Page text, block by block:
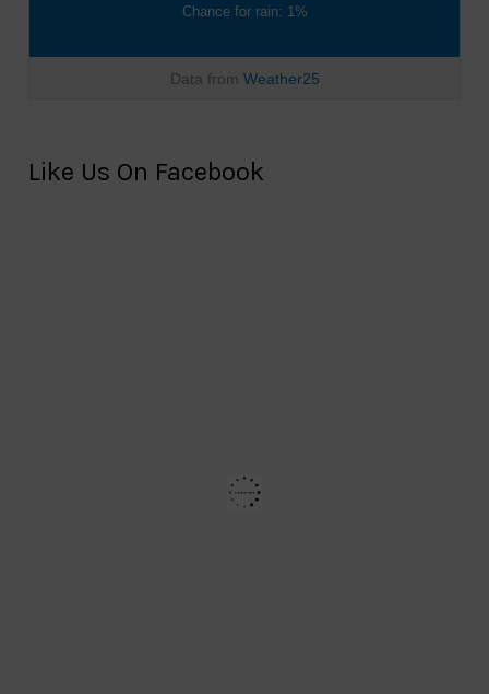
Chance for rain: 1%
Data from Weather25
Like Us On Facebook